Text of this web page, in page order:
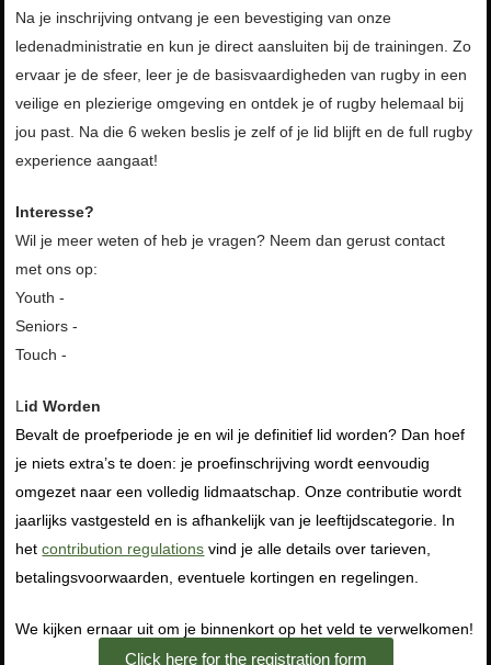
Na je inschrijving ontvang je een bevestiging van onze
ledenadministratie en kun je direct aansluiten bij de trainingen. Zo
ervaar je de sfeer, leer je de basisvaardigheden van rugby in een
veilige en plezierige omgeving en ontdek je of rugby helemaal bij
jou past. Na die 6 weken beslis je zelf of je lid blijft en de full rugby
experience aangaat!
Interesse?
Wil je meer weten of heb je vragen? Neem dan gerust contact
met ons op:
Youth -
Seniors -
Touch -
L id Worden
Bevalt de proefperiode je en wil je definitief lid worden? Dan hoef
je niets extra’s te doen: je proefinschrijving wordt eenvoudig
omgezet naar een volledig lidmaatschap. Onze contributie wordt
jaarlijks vastgesteld en is afhankelijk van je leeftijdscategorie. In
hetcontribution regulations vind je alle details over tarieven,
betalingsvoorwaarden, eventuele kortingen en regelingen.
We kijken ernaar uit om je binnenkort op het veld te verwelkomen!
Click here for the registration form